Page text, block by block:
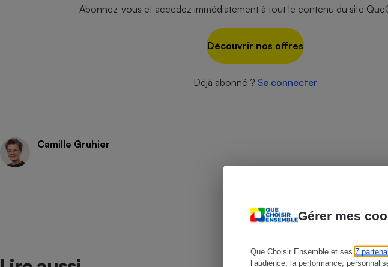
Gérer mes
Que Choisir Ensemble et ses 7
l’audience, la performance,
Abonnez-vous et accédez immédiatement à tout le contenu du site
Découvrir nos offres
Déjà abonné ? Se connecter
Camille Gruhier
Cafetière à expressos